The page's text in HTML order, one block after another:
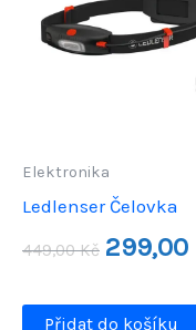
Elektronika
Ledlenser Čelovka
449,00Kč
Původní
cena
449,00 Kč.
299,00
Přidat do košíku